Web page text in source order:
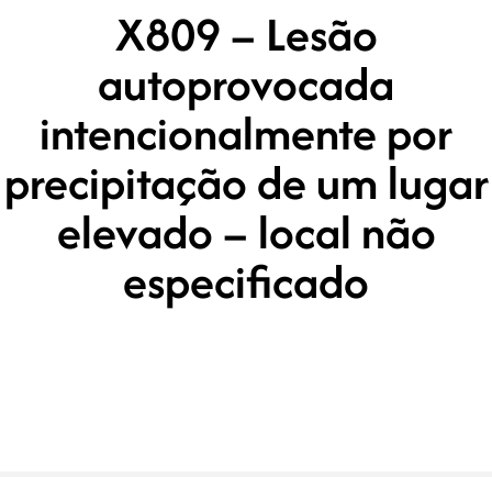
X809 – Lesão
autoprovocada
intencionalmente por
precipitação de um lugar
elevado – local não
especificado